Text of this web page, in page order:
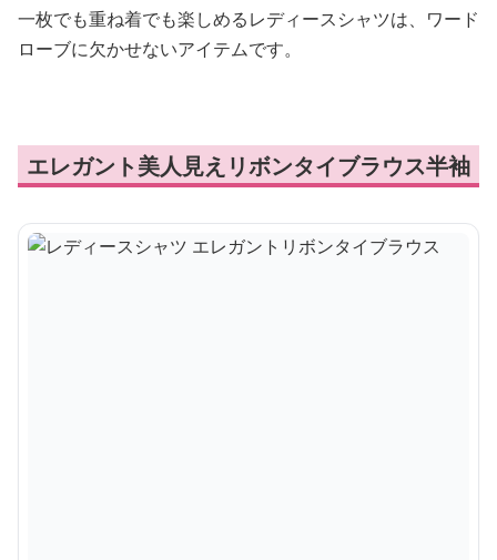
一枚でも重ね着でも楽しめるレディースシャツは、ワード
ローブに欠かせないアイテムです。
エレガント美人見えリボンタイブラウス半袖